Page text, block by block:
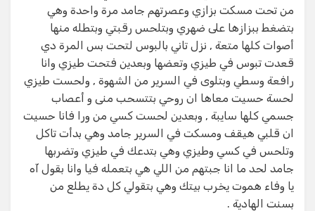
من تحت مسكت بزازي وعصرتهم جامد مرة واحدة وهي
بتضغط ببزازها على ضهري وبتلحس رقبتي وبتطله منها
أصوات كلها متعة , نزل تاني بالبوس لتحت بس المرة دي
قعدت تبوس في طيزي وتعضها وبعدين فتحت طيزي وانا
رافعة وسطي وبتلوى في السرير من الشهوة , ولحست طيزي
لحسة حسيت معاها ان روحي بتتسحب منى و أعصاب
جسمي كلها سايبة , وبعدين لحست كسي من ورا فانا حسيت
ان قلبي هيقف ومسكت في السرير جامد وهي بدأت تاكل
وتلحس في كسي وطيزي وهي بتدعك في طيزي وتضربها
جامد لحد ما انا جبتهم من اللي هي بتعمله فيا وانا بقول آه
يا وفاء هموت يخرب بيتك وهي بتقولي كل دة يطلع من
بسنت الهادية .